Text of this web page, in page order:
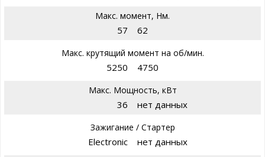
Макс. момент, Нм.
57 62
Макс. крутящий момент на об/мин.
5250 4750
Макс. Мощность, кВт
36 нет данных
Зажигание / Стартер
Electronic нет данных